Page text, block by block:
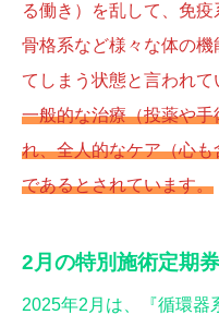
る働き）を乱して、免
骨格系など様々な体の
てしまう状態と言われて
一般的な治療（投薬や
れ、全人的なケア（心
であるとされています。
2月の特別施術定期券
2025年2月は、『循環器